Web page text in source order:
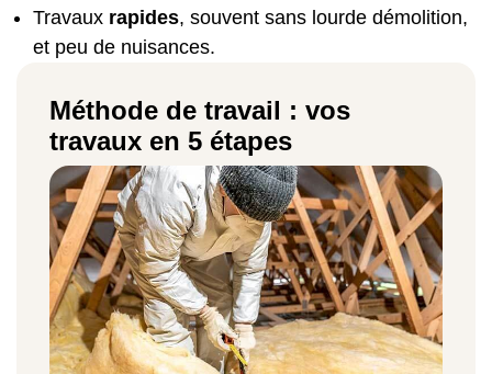
Travaux rapides, souvent sans lourde démolition,
et peu de nuisances.
Méthode de travail : vos
travaux en 5 étapes